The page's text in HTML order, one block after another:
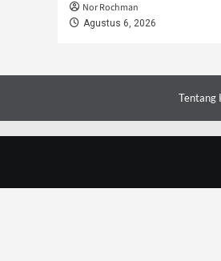
Nor Rochman
Agustus 6, 2026
Tentang